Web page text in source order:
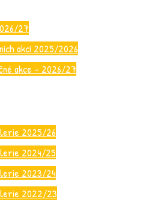
27
akcí 2025/2026
akce – 2026/27
2025/26
2024/25
2023/24
2022/23